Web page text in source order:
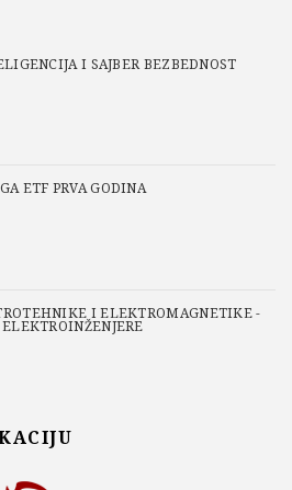
I SAJBER BEZBEDNOST
ETF PRVA GODINA
I ELEKTROMAGNETIKE -